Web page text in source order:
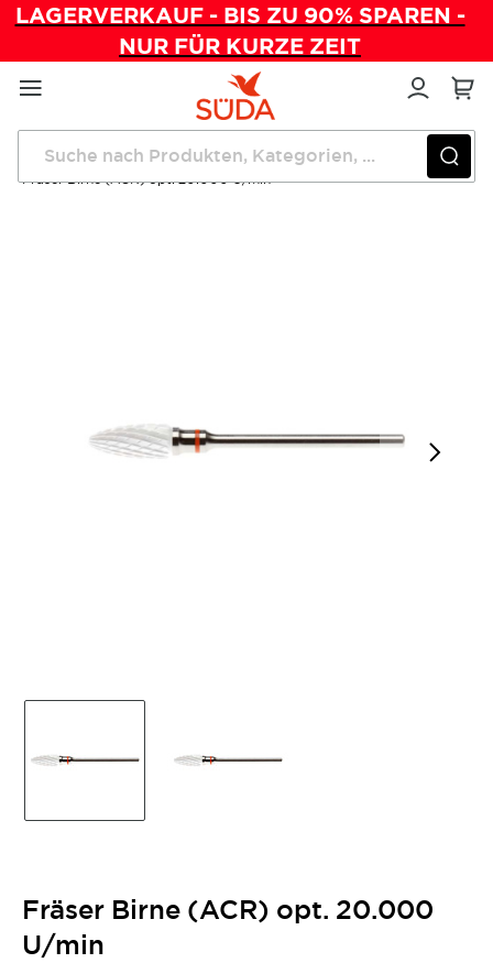
LAGERVERKAUF - BIS ZU 90% SPAREN -
NUR FÜR KURZE ZEIT
Direkt
zum
Inhalt
Startseite
Instrumente
Fräser Birne (ACR) opt. 20.000 U/min
Fräser Birne (ACR) opt. 20.000
U/min